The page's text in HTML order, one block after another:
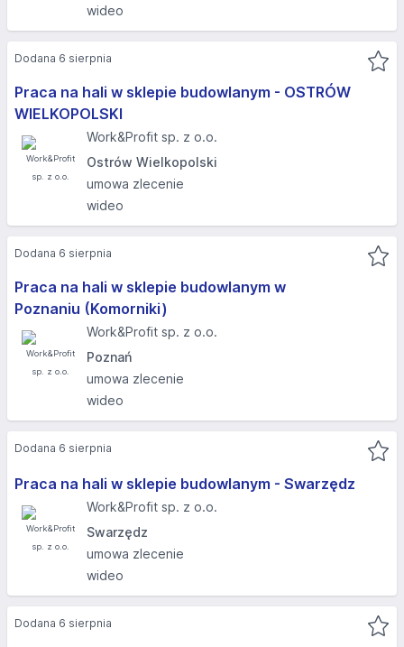
wideo
Praca na hali w sklepie budowlanym - OSTRÓW
WIELKOPOLSKI​
Work&Profit sp. z o.o.
Ostrów Wielkopolski
umowa zlecenie
wideo
Dodana 6 sierpnia
Praca na hali w sklepie budowlanym w
Poznaniu (Komorniki)​
Work&Profit sp. z o.o.
Poznań
umowa zlecenie
wideo
Dodana 6 sierpnia
Praca na hali w sklepie budowlanym - Swarzędz
Work&Profit sp. z o.o.
Swarzędz
umowa zlecenie
wideo
Dodana 6 sierpnia
Dodana 6 sierpnia